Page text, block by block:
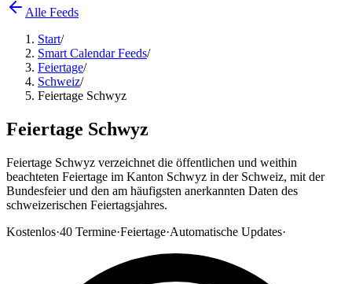
Alle Feeds
Start/
Smart Calendar Feeds/
Feiertage/
Schweiz/
Feiertage Schwyz
Feiertage Schwyz
Feiertage Schwyz verzeichnet die öffentlichen und weithin
beachteten Feiertage im Kanton Schwyz in der Schweiz, mit der
Bundesfeier und den am häufigsten anerkannten Daten des
schweizerischen Feiertagsjahres.
Kostenlos·40 Termine·Feiertage·Automatische Updates·